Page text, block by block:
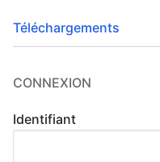
Téléchargements
CONNEXION
Identifiant